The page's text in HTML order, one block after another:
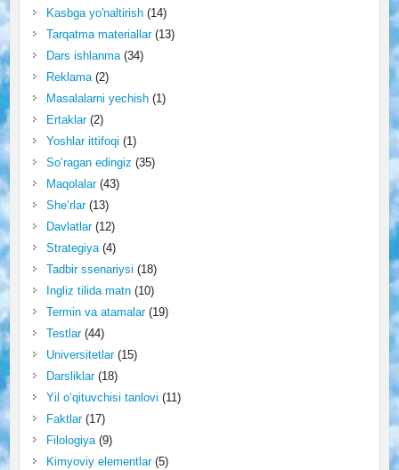
Kasbga yo'naltirish(14)
Tarqatma materiallar(13)
Dars ishlanma(34)
Reklama(2)
Masalalarni yechish(1)
Ertaklar(2)
Yoshlar ittifoqi (1)
So‘ragan edingiz (35)
Maqolalar(43)
She’rlar(13)
Davlatlar(12)
Strategiya(4)
Tadbir ssenariysi (18)
Ingliz tilida matn(10)
Termin va atamalar(19)
Testlar(44)
Universitetlar(15)
Darsliklar(18)
Yil o‘qituvchisi tanlovi (11)
Faktlar(17)
Filologiya(9)
Kimyoviy elementlar(5)